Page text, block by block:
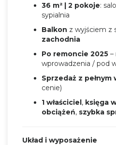
36 m² | 2 pokoje:
sypialnia
Balkon z wyjściem z
zachodnia
Po remoncie 2025 –
wprowadzenia / pod
Sprzedaż z pełnym
cenie)
1 właściciel, księga
obciążeń, szybka
Układ i wyposażenie